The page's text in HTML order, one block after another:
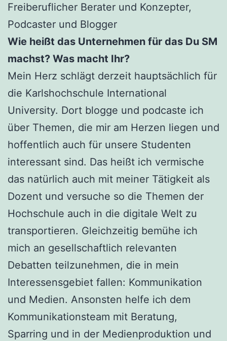
Freiberuflicher Berater und Konzepter,
Podcaster und Blogger
Wie heißt das Unternehmen für das Du SM
machst? Was macht Ihr?
Mein Herz schlägt derzeit hauptsächlich für
die Karlshochschule International
University. Dort blogge und podcaste ich
über Themen, die mir am Herzen liegen und
hoffentlich auch für unsere Studenten
interessant sind. Das heißt ich vermische
das natürlich auch mit meiner Tätigkeit als
Dozent und versuche so die Themen der
Hochschule auch in die digitale Welt zu
transportieren. Gleichzeitig bemühe ich
mich an gesellschaftlich relevanten
Debatten teilzunehmen, die in mein
Interessensgebiet fallen: Kommunikation
und Medien. Ansonsten helfe ich dem
Kommunikationsteam mit Beratung,
Sparring und in der Medienproduktion und